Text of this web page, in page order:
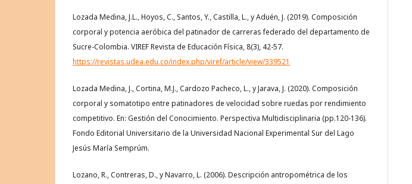
Lozada Medina, J.L., Hoyos, C., Santos, Y., Castilla, L., y Aduén, J. (2019). Composición
corporal y potencia aeróbica del patinador de carreras federado del departamento de
Sucre-Colombia. VIREF Revista de Educación Física, 8(3), 42-57.
https://revistas.udea.edu.co/index.php/viref/article/view/339521
Lozada Medina, J., Cortina, M.J., Cardozo Pacheco, L., y Jarava, J. (2020). Composición
corporal y somatotipo entre patinadores de velocidad sobre ruedas por rendimiento
competitivo. En: Gestión del Conocimiento. Perspectiva Multidisciplinaria (pp.120-136).
Fondo Editorial Universitario de la Universidad Nacional Experimental Sur del Lago
Jesús María Semprúm.
Lozano, R., Contreras, D., y Navarro, L. (2006). Descripción antropométrica de los